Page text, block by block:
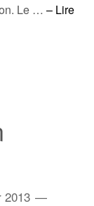
Le …– Lire
2013